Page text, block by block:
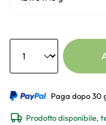
Anzahl
Paga dopo 30
Prodotto disponibile,